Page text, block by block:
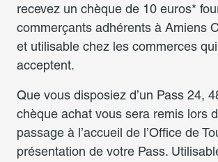
recevez un chèque de 10 euros*
commerçants adhérents à Amiens
et utilisable chez les commerces
acceptent.
Que vous disposiez d’un Pass 24,
chèque achat vous sera remis lors
passage à l’accueil de l’Office de
présentation de votre Pass.